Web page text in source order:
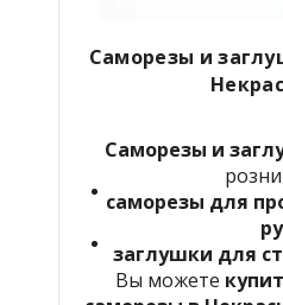
Саморезы и
Саморезы и
саморезы для
заглушки для
Вы можете